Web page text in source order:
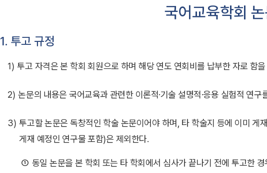
국어교육학회
1. 투고 규정
1) 투고 자격은 본 학회 회원으로 하며 해당 연도 연회비를 납부한 자로 함
2) 논문의 내용은 국어교육과 관련한 이론적·기술 설명적·응용 실험적 연구
3) 투고할 논문은 독창적인 학술 논문이어야 하며, 타 학술지 등에 이미
게재 예정인 연구물 포함)은 제외한다.
① 동일 논문을 본 학회 또는 타 학회에서 심사가 끝나기 전에 투고한